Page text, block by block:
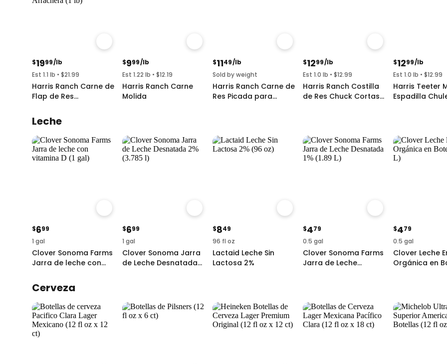
$1999/lb
Est 1.1 lb • $21.99
Harris Ranch Carne de
Flap de Res
Arrachera
$999/lb
Est 1.22 lb • $12.19
Harris Ranch Carne
Molida
$1149/lb
Sold by weight
Harris Ranch Carne de
Res Picada para
$1299/lb
Est 1.0 lb • $12.99
Harris Ranch Costilla
de Res Chuck Cortas
$1299/lb
Est 1.0 lb • $12.99
Harris Teeter
Espadilla
Leche
$699
1 gal
Clover Sonoma Farms
Jarra de leche con
$699
1 gal
Clover Sonoma Jarra
de Leche Desnatada
$849
96 fl oz
Lactaid Leche Sin
Lactosa 2%
$479
0.5 gal
Clover Sonoma Farms
Jarra de Leche
$479
0.5 gal
Clover Leche
Orgánica en
Cerveza